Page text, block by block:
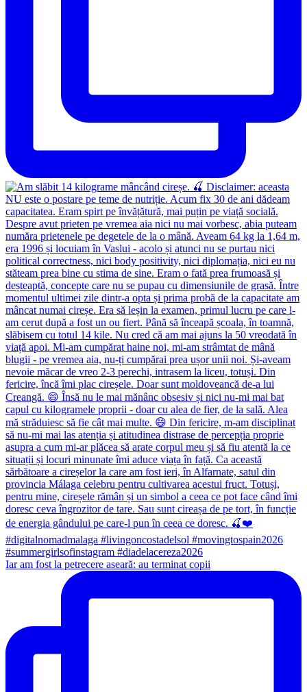
Iar am fost la petrecere aseară: au terminat copii